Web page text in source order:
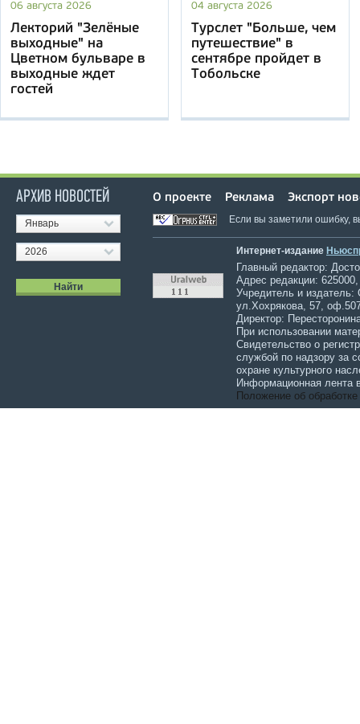
06 августа 2026
Лекторий "Зелёные
выходные" на
Цветном бульваре в
выходные ждет
гостей
04 августа 2026
Турслет "Больше, чем
путешествие" в
сентябре пройдет в
Тобольске
АРХИВ НОВОСТЕЙ
Январь
2026
О проекте Реклама Экспорт
Если вы заметили ошибку,
Интернет-издание
Главный редактор:
Адрес редакции:
Учредитель и
ул.Хохрякова, 57,
Директор:
При использовании
Свидетельство о
службой по надзору за
охране культурного
Информационная лента
Положение об